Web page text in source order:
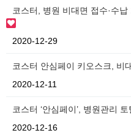
코스터, 병원 비대면 접수·수납
2020-12-29
코스터 안심페이 키오스크, 비
2020-12-11
코스터 ‘안심페이’, 병원관리
2020-12-16